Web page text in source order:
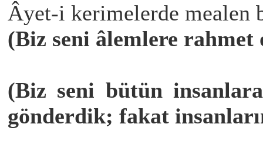
Âyet-i kerimelerde mealen
(Biz seni âlemlere
(Biz seni bütün
gönderdik; fakat